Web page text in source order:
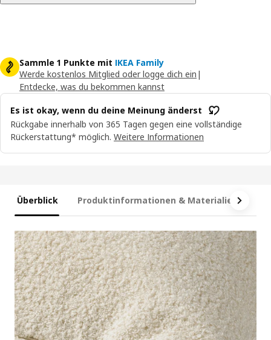
Sammle 1 Punkte mit IKEA Family
Werde kostenlos Mitglied oder logge dich ein |
Entdecke, was du bekommen kannst
Es ist okay, wenn du deine Meinung änderst
Rückgabe innerhalb von 365 Tagen gegen eine vollständige
Rückerstattung* möglich. Weitere Informationen
Überblick Produktinformationen & Materialien